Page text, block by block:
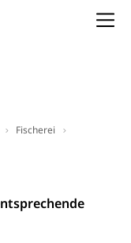
Fischerei
Luzern)
(unilu)
Fischerei,